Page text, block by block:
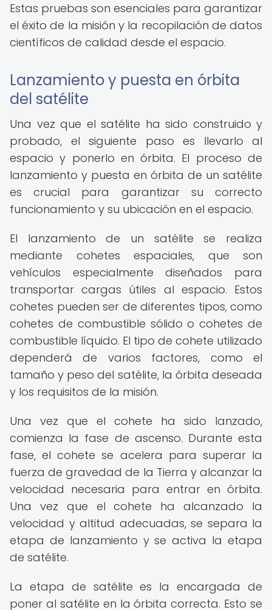
Estas pruebas son esenciales para garantizar
el éxito de la misión y la recopilación de datos
científicos de calidad desde el espacio.
Lanzamiento y puesta en órbita
del satélite
Una vez que el satélite ha sido construido y
probado, el siguiente paso es llevarlo al
espacio y ponerlo en órbita. El proceso de
lanzamiento y puesta en órbita de un satélite
es crucial para garantizar su correcto
funcionamiento y su ubicación en el espacio.
El lanzamiento de un satélite se realiza
mediante cohetes espaciales, que son
vehículos especialmente diseñados para
transportar cargas útiles al espacio. Estos
cohetes pueden ser de diferentes tipos, como
cohetes de combustible sólido o cohetes de
combustible líquido. El tipo de cohete utilizado
dependerá de varios factores, como el
tamaño y peso del satélite, la órbita deseada
y los requisitos de la misión.
Una vez que el cohete ha sido lanzado,
comienza la fase de ascenso. Durante esta
fase, el cohete se acelera para superar la
fuerza de gravedad de la Tierra y alcanzar la
velocidad necesaria para entrar en órbita.
Una vez que el cohete ha alcanzado la
velocidad y altitud adecuadas, se separa la
etapa de lanzamiento y se activa la etapa
de satélite.
La etapa de satélite es la encargada de
poner al satélite en la órbita correcta. Esto se